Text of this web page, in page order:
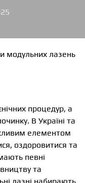
модульних лазень
процедур, а
В Україні та
елементом
оздоровитися та
певні
та